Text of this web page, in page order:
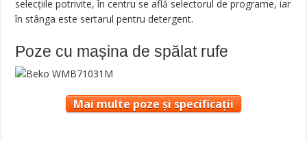
selecțiile potrivite, în centru se află selectorul de programe, iar
în stânga este sertarul pentru detergent.
Poze cu mașina de spălat rufe
Mai multe poze și specificații